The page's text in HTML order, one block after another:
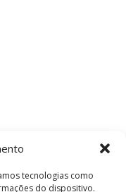
tecnologias como
do dispositivo.